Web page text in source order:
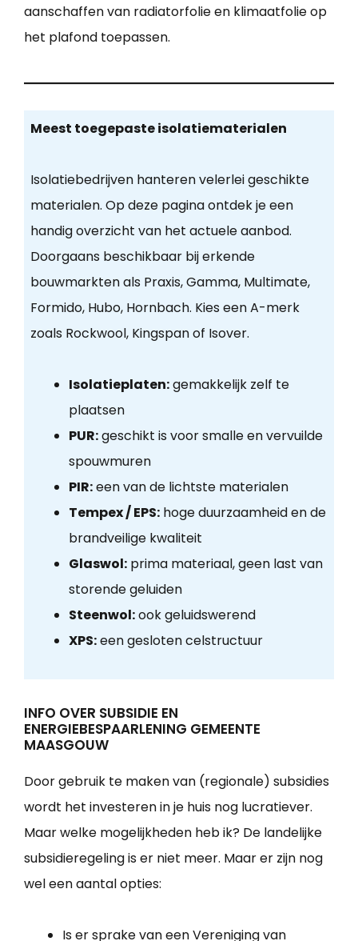
aanschaffen van radiatorfolie en klimaatfolie op
het plafond toepassen.
Meest toegepaste isolatiematerialen
Isolatiebedrijven hanteren velerlei geschikte
materialen. Op deze pagina ontdek je een
handig overzicht van het actuele aanbod.
Doorgaans beschikbaar bij erkende
bouwmarkten als Praxis, Gamma, Multimate,
Formido, Hubo, Hornbach. Kies een A-merk
zoals Rockwool, Kingspan of Isover.
Isolatieplaten:gemakkelijk zelf te
plaatsen
PUR:geschikt is voor smalle en vervuilde
spouwmuren
PIR:een van de lichtste materialen
Tempex / EPS:hoge duurzaamheid en de
brandveilige kwaliteit
Glaswol:prima materiaal, geen last van
storende geluiden
Steenwol:ook geluidswerend
XPS:een gesloten celstructuur
INFO OVER SUBSIDIE EN
ENERGIEBESPAARLENING GEMEENTE
MAASGOUW
Door gebruik te maken van (regionale) subsidies
wordt het investeren in je huis nog lucratiever.
Maar welke mogelijkheden heb ik? De landelijke
subsidieregeling is er niet meer. Maar er zijn nog
wel een aantal opties:
Is er sprake van een Vereniging van